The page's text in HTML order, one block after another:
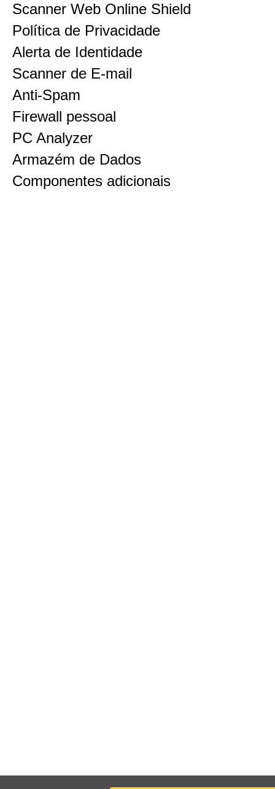
Scanner Web Online Shield
Política de Privacidade
Alerta de Identidade
Scanner de E-mail
Anti-Spam
Firewall pessoal
PC Analyzer
Armazém de Dados
Componentes adicionais